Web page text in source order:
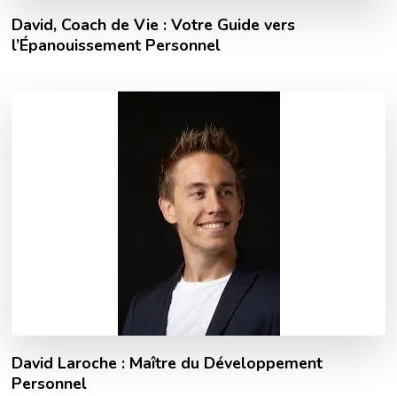
David, Coach de Vie : Votre Guide vers
l’Épanouissement Personnel
David Laroche : Maître du Développement
Personnel